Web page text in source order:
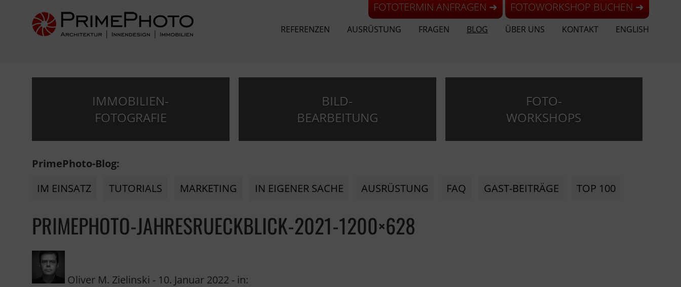
FOTOTERMIN ANFRAGEN ➜ FOTOWORKSHOP BUCHEN ➜
REFERENZEN AUSRÜSTUNG FRAGEN BLOG ÜBER UNS KONTAKT ENGLISH
IMMOBILIEN-
FOTOGRAFIE
BILD-
BEARBEITUNG
FOTO-
WORKSHOPS
PrimePhoto-Blog:
IM EINSATZ
TUTORIALS MARKETING IN EIGENER SACHE AUSRÜSTUNG FAQ GAST-BEITRÄGE TOP 100
PRIMEPHOTO-JAHRESRUECKBLICK-2021-1200×628
Oliver M. Zielinski - 10. Januar 2022 - in: